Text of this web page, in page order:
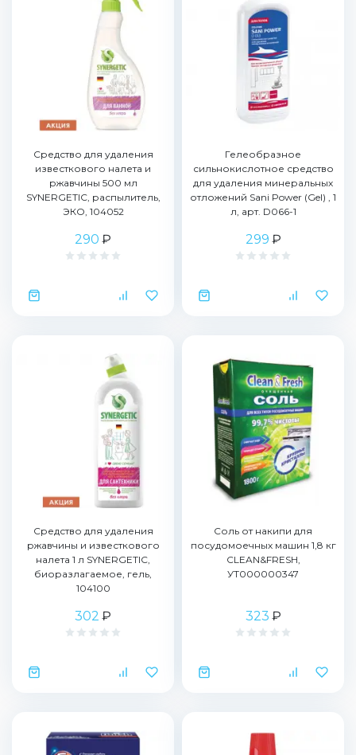
Средство для удаления
известкового налета и
ржавчины 500 мл
SYNERGETIC, распылитель,
ЭКО, 104052
290 ₽
Гелеобразное
сильнокислотное средство
для удаления минеральных
отложений Sani Power (Gel) , 1
л, арт. D066-1
299 ₽
Средство для удаления
ржавчины и известкового
налета 1 л SYNERGETIC,
биоразлагаемое, гель,
104100
302 ₽
Соль от накипи для
посудомоечных машин 1,8 кг
CLEAN&FRESH,
УТ000000347
323 ₽